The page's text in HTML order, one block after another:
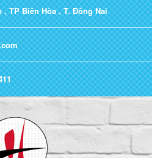
, TP Biên Hòa , T. Đồng Nai